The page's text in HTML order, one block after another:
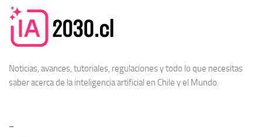
Noticias, avances, tutoriales, regulaciones y todo lo que necesitas
saber acerca de la inteligencia artificial en Chile y el Mundo.
–